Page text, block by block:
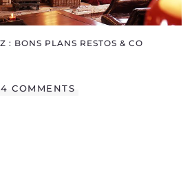
: BONS PLANS RESTOS & CO
4 COMMENTS